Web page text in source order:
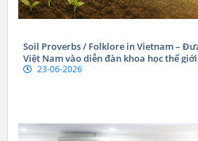
Soil Proverbs / Folklore in Vietnam –
Việt Nam vào diễn đàn khoa học thế giới
23-06-2026